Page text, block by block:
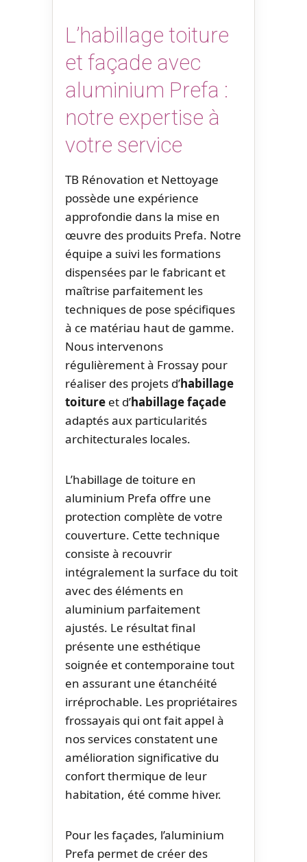
L’habillage toiture
et façade avec
aluminium Prefa :
notre expertise à
votre service
TB Rénovation et Nettoyage
possède une expérience
approfondie dans la mise en
œuvre des produits Prefa. Notre
équipe a suivi les formations
dispensées par le fabricant et
maîtrise parfaitement les
techniques de pose spécifiques
à ce matériau haut de gamme.
Nous intervenons
régulièrement à Frossay pour
réaliser des projets d’habillage
toiture et d’habillage façade
adaptés aux particularités
architecturales locales.
L’habillage de toiture en
aluminium Prefa offre une
protection complète de votre
couverture. Cette technique
consiste à recouvrir
intégralement la surface du toit
avec des éléments en
aluminium parfaitement
ajustés. Le résultat final
présente une esthétique
soignée et contemporaine tout
en assurant une étanchéité
irréprochable. Les propriétaires
frossayais qui ont fait appel à
nos services constatent une
amélioration significative du
confort thermique de leur
habitation, été comme hiver.
Pour les façades, l’aluminium
Prefa permet de créer des